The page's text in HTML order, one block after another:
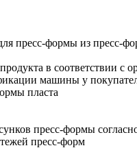
пресс-формы из пресс-
в соответствии
машины у
пласта
пресс-формы
пресс-форм